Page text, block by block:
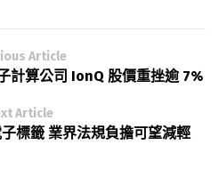
Article
計算公司 IonQ 股價重挫逾 7%
Article
標籤 業界法規負擔可望減輕